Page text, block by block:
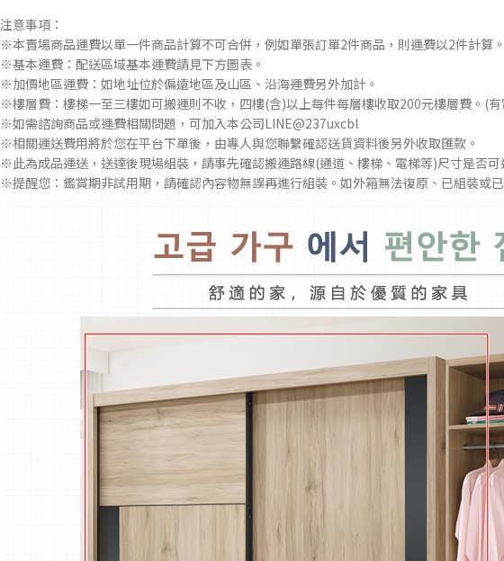
注意事項：
※本賣場商品運費以單一件商品計算不可合併，例如單張訂單2件商品，則運費以2件計算。
※基本運費：配送區域基本運費請見下方圖表。
※加價地區運費：如地址位於偏遠地區及山區、沿海運費另外加計。
※樓層費：樓梯一至三樓如可搬運則不收，四樓(含)以上每件每層樓收取200元樓層費。(
※如需諮詢商品或運費相關問題，可加入本公司LINE@237uxcbl
※相關運送費用將於您在平台下單後，由專人與您聯繫確認送貨資料後另外收取匯款。
※此為成品運送，送達後現場組裝，請事先確認搬運路線(通道、樓梯、電梯等)尺寸是否可
※提醒您：鑑賞期非試用期，請確認內容物無誤再進行組裝。如外箱無法復原、